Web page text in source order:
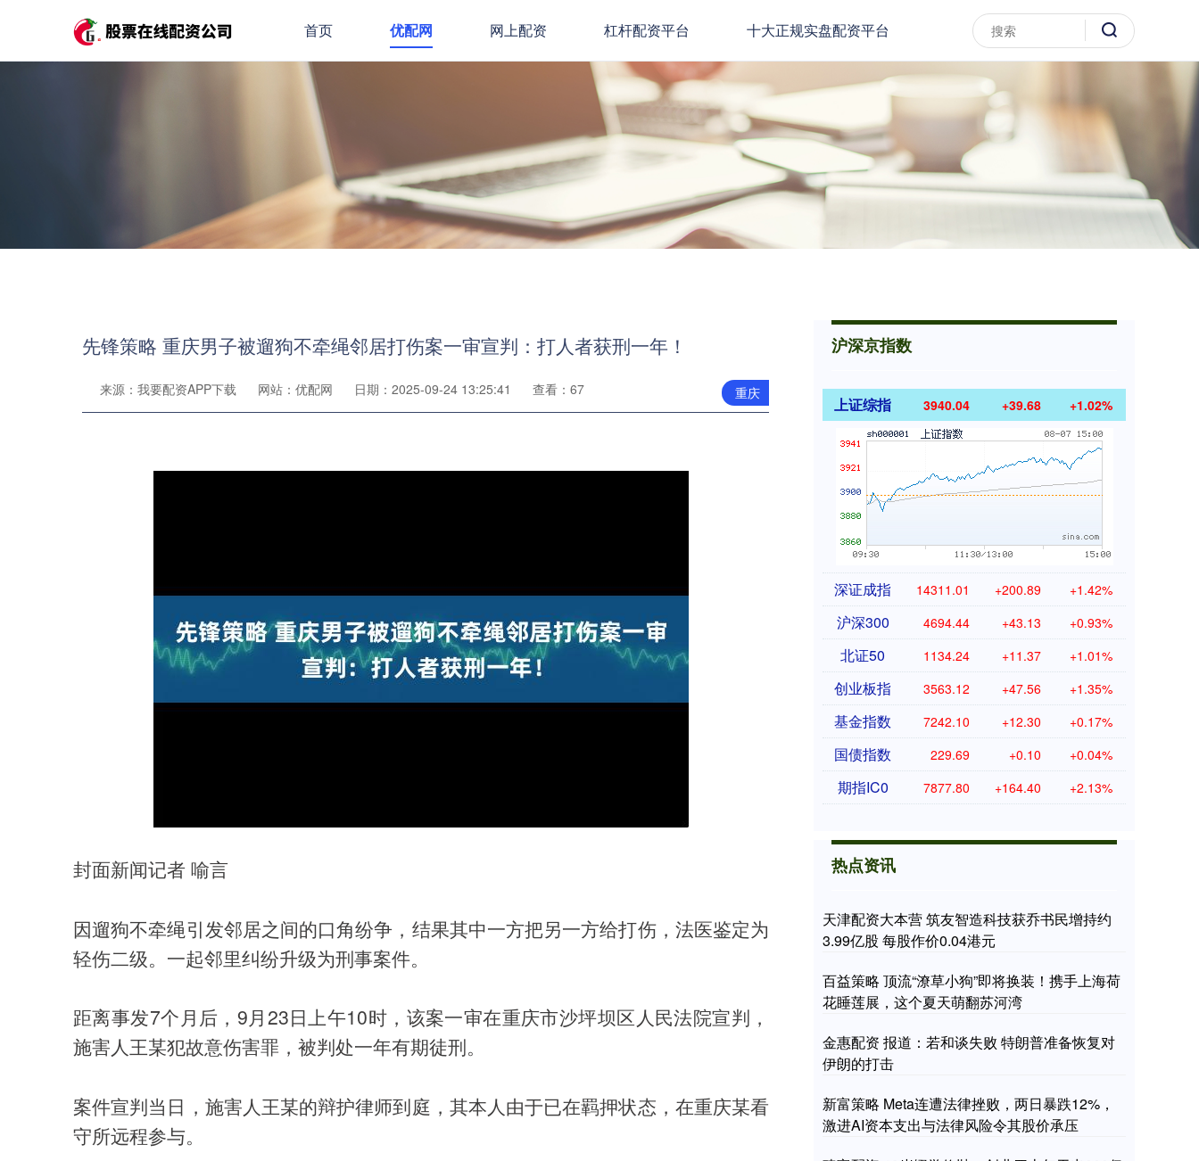
首页 优配网 网上配资 杠杆配资平台 十大正规实盘配资平台
先锋策略 重庆男子被遛狗不牵绳邻居打伤案一审宣判：打人者获刑一年！
重庆
来源：我要配资APP下载 网站：优配网 日期：2025-09-24 13:25:41 查看：67
封面新闻记者 喻言
因遛狗不牵绳引发邻居之间的口角纷争，结果其中一方把另一方给打伤，法医鉴定为
轻伤二级。一起邻里纠纷升级为刑事案件。
距离事发7个月后，9月23日上午10时，该案一审在重庆市沙坪坝区人民法院宣判，
施害人王某犯故意伤害罪，被判处一年有期徒刑。
案件宣判当日，施害人王某的辩护律师到庭，其本人由于已在羁押状态，在重庆某看
守所远程参与。
沪深京指数
上证综指 3940.04 +39.68 +1.02%
深证成指 14311.01 +200.89 +1.42%
沪深300 4694.44 +43.13 +0.93%
北证50 1134.24 +11.37 +1.01%
创业板指 3563.12 +47.56 +1.35%
基金指数 7242.10 +12.30 +0.17%
国债指数 229.69 +0.10 +0.04%
期指IC0 7877.80 +164.40 +2.13%
热点资讯
天津配资大本营 筑友智造科技获乔书民增持约
3.99亿股 每股作价0.04港元
百益策略 顶流“潦草小狗”即将换装！携手上海荷
花睡莲展，这个夏天萌翻苏河湾
金惠配资 报道：若和谈失败 特朗普准备恢复对
伊朗的打击
新富策略 Meta连遭法律挫败，两日暴跌12%，
激进AI资本支出与法律风险令其股价承压